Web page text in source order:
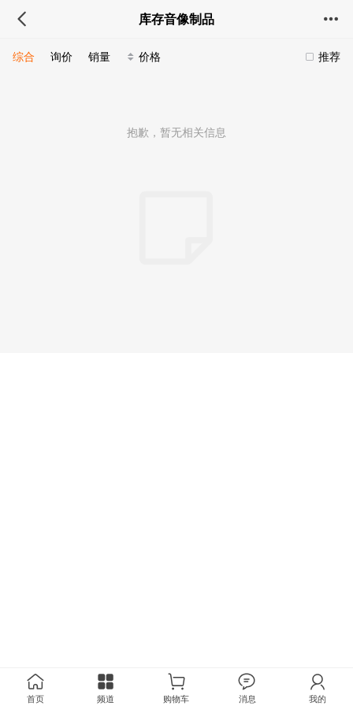
库存音像制品
推荐
综合 询价 销量 价格
抱歉，暂无相关信息
首页 频道 购物车 消息 我的